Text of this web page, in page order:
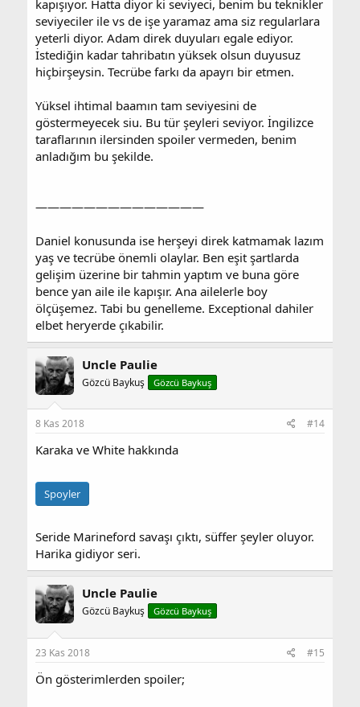
kapışıyor. Hatta diyor ki seviyeci, benim bu teknikler
seviyeciler ile vs de işe yaramaz ama siz regularlara
yeterli diyor. Adam direk duyuları egale ediyor.
İstediğin kadar tahribatın yüksek olsun duyusuz
hiçbirşeysin. Tecrübe farkı da apayrı bir etmen.
Yüksel ihtimal baamın tam seviyesini de
göstermeyecek siu. Bu tür şeyleri seviyor. İngilizce
taraflarının ilersinden spoiler vermeden, benim
anladığım bu şekilde.
——————————————
Daniel konusunda ise herşeyi direk katmamak lazım
yaş ve tecrübe önemli olaylar. Ben eşit şartlarda
gelişim üzerine bir tahmin yaptım ve buna göre
bence yan aile ile kapışır. Ana ailelerle boy
ölçüşemez. Tabi bu genelleme. Exceptional dahiler
elbet heryerde çıkabilir.
Uncle Paulie
Gözcü Baykuş Gözcü Baykuş
8 Kas 2018 #14
Karaka ve White hakkında
Spoyler
Seride Marineford savaşı çıktı, süffer şeyler oluyor.
Harika gidiyor seri.
Uncle Paulie
Gözcü Baykuş Gözcü Baykuş
23 Kas 2018 #15
Ön gösterimlerden spoiler;